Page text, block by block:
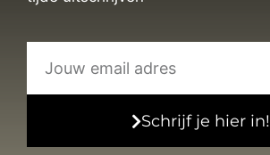
Schrijf je hier in!